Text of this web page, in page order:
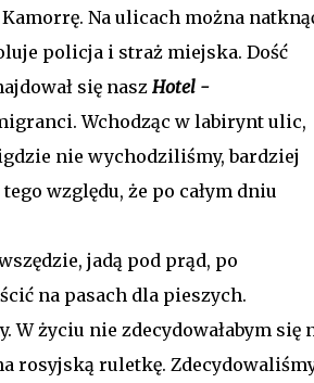
Na ulicach można
policja i straż miejska. Dość
się nasz Hotel -
Wchodząc w labirynt ulic,
nie wychodziliśmy, bardziej
względu, że po całym dniu
jadą pod prąd, po
na pasach dla pieszych.
W życiu nie zdecydowałabym się
rosyjską ruletkę.